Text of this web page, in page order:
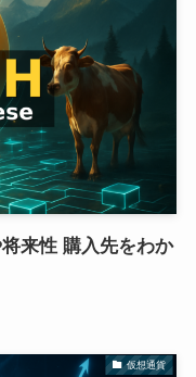
来性 購入先をわか
仮想通貨